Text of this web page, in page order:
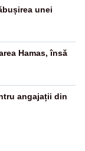
unei
Hamas, însă
angajații din